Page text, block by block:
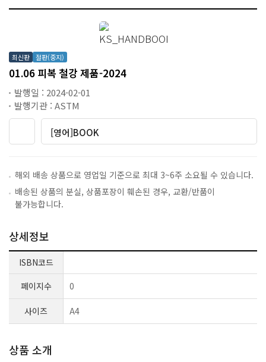
최신판 절판(중지)
01.06 피복 철강 제품-2024
발행일 : 2024-02-01
발행기관 : ASTM
[영어]BOOK
해외 배송 상품으로 영업일 기준으로 최대 3~6주 소요될 수 있습니다.
배송된 상품의 분실, 상품포장이 훼손된 경우, 교환/반품이
불가능합니다.
상세정보
ISBN코드
페이지수
0
사이즈 A4
상품 소개